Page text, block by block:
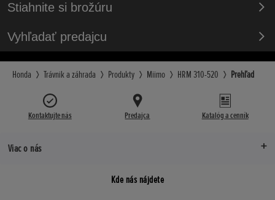
Stiahnite si brožúru
Vyhľadať predajcu
Honda Trávnik a záhrada Produkty Miimo HRM 310-520 Prehľad
Kontaktujte nás Predajca Katalóg a cenník
Viac o nás
Kde nás nájdete